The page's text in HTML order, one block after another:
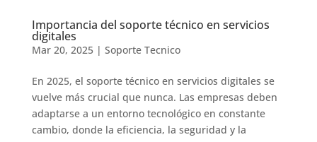
Importancia del soporte técnico en servicios
digitales
Mar 20, 2025| Soporte Tecnico
En 2025, el soporte técnico en servicios digitales se
vuelve más crucial que nunca. Las empresas deben
adaptarse a un entorno tecnológico en constante
cambio, donde la eficiencia, la seguridad y la